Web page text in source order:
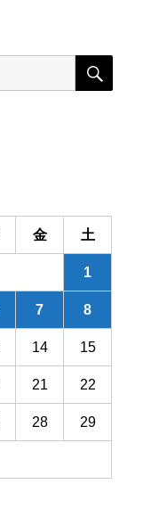
検
金 土
1
7 8
14 15
21 22
28 29